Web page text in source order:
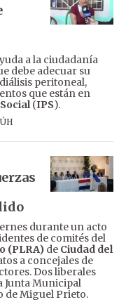
a la ciudadanía
debe adecuar su
peritoneal,
que están en
(IPS).
durante un acto
de comités del
(PLRA) de Ciudad del
a concejales de
Dos liberales
Junta Municipal
de Miguel Prieto.